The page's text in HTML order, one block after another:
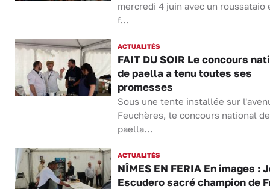
mercredi 4 juin avec un roussataio
f...
ACTUALITÉS
FAIT DU SOIR Le concours
de paella a tenu toutes ses
promesses
Sous une tente installée sur
Feuchères, le concours national de
paella...
ACTUALITÉS
NÎMES EN FERIA En images :
Escudero sacré champion de